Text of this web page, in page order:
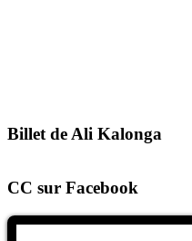
Billet de Ali Kalonga
CC sur Facebook